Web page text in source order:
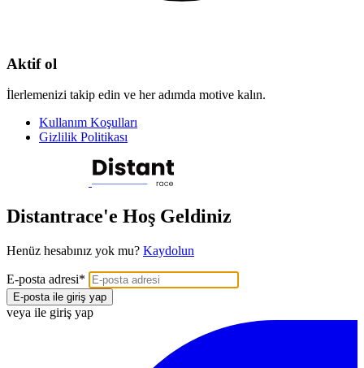
Aktif ol
İlerlemenizi takip edin ve her adımda motive kalın.
Kullanım Koşulları
Gizlilik Politikası
Distantrace'e Hoş Geldiniz
Henüz hesabınız yok mu? Kaydolun
E-posta adresi*
E-posta ile giriş yap
veya ile giriş yap